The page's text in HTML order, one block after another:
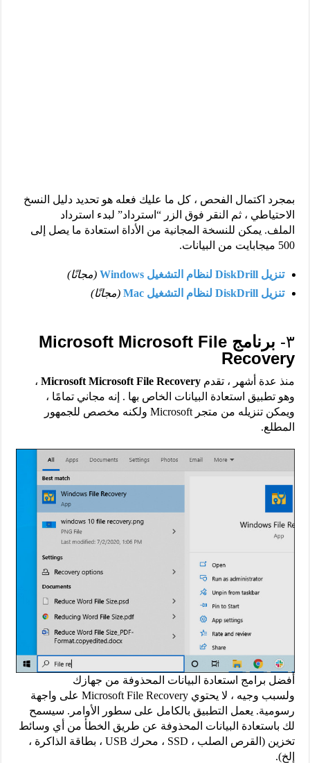
بمجرد اكتمال الفحص ، كل ما عليك فعله هو تحديد دليل النسخ
الاحتياطي ، ثم النقر فوق الزر “استرداد” لبدء استرداد
الملف. يمكن للنسخة المجانية من الأداة استعادة ما يصل إلى
500 ميجابايت من البيانات.
تنزيل DiskDrill لنظام التشغيل Windows
(مجانًا)
تنزيل DiskDrill لنظام التشغيل Mac
(مجانًا)
٣- برنامج Microsoft Microsoft File
Recovery
منذ عدة أشهر ، تقدم Microsoft Microsoft File Recovery،
وهو تطبيق استعادة البيانات الخاص بها . إنه مجاني تمامًا ،
ويمكن تنزيله من متجر Microsoft ولكنه مخصص للجمهور
المطلع.
أفضل برامج استعادة البيانات المحذوفة من جهازك
ولسبب وجيه ، لا يحتوي Microsoft File Recovery على واجهة
رسومية. يعمل التطبيق بالكامل على سطور الأوامر. سيسمح
لك باستعادة البيانات المحذوفة عن طريق الخطأ من أي وسائط
تخزين (القرص الصلب ، SSD ، محرك USB ، بطاقة الذاكرة ،
إلخ).